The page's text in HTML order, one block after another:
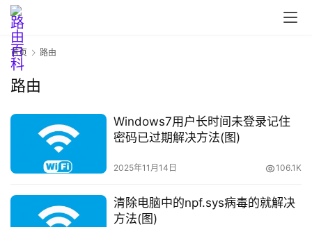
路
由
器
设
置
1
首页 路由
路由
Windows7用户长时间未登录记住
密码已过期解决方法(图)
2025年11月14日 106.1K
清除电脑中的npf.sys病毒的就解决
方法(图)